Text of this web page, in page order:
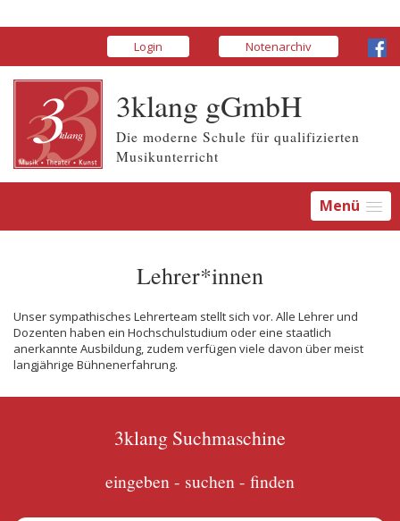
Login Notenarchiv
3klang gGmbH
Die moderne Schule für qualifizierten
Musikunterricht
Menü
Lehrer*innen
Unser sympathisches Lehrerteam stellt sich vor. Alle Lehrer und
Dozenten haben ein Hochschulstudium oder eine staatlich
anerkannte Ausbildung, zudem verfügen viele davon über meist
langjährige Bühnenerfahrung.
3klang Suchmaschine
eingeben - suchen - finden